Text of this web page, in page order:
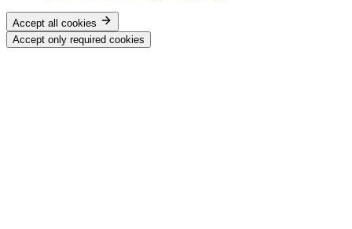
Accept all cookies
Accept only required cookies